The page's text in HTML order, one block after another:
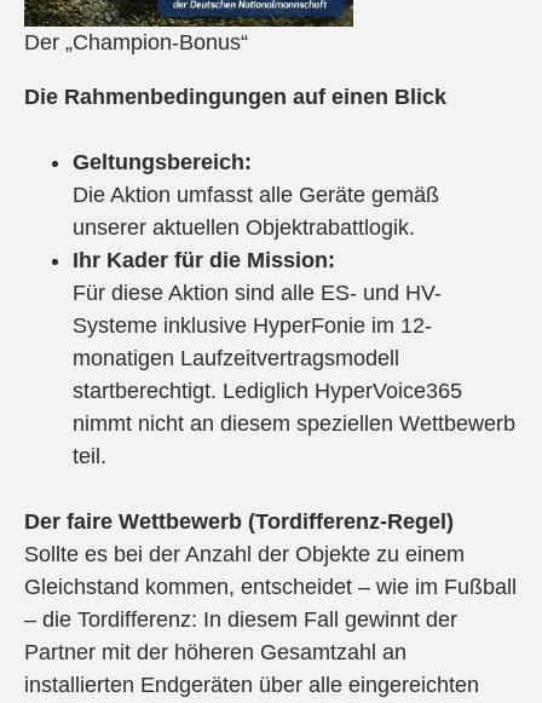
Der „Champion-Bonus“
Die Rahmenbedingungen auf einen Blick
Geltungsbereich:
Die Aktion umfasst alle Geräte gemäß
unserer aktuellen Objektrabattlogik.
Ihr Kader für die Mission:
Für diese Aktion sind alle ES- und HV-
Systeme inklusive HyperFonie im 12-
monatigen Laufzeitvertragsmodell
startberechtigt. Lediglich HyperVoice365
nimmt nicht an diesem speziellen Wettbewerb
teil.
Der faire Wettbewerb (Tordifferenz-Regel)
Sollte es bei der Anzahl der Objekte zu einem
Gleichstand kommen, entscheidet – wie im Fußball
– die Tordifferenz: In diesem Fall gewinnt der
Partner mit der höheren Gesamtzahl an
installierten Endgeräten über alle eingereichten